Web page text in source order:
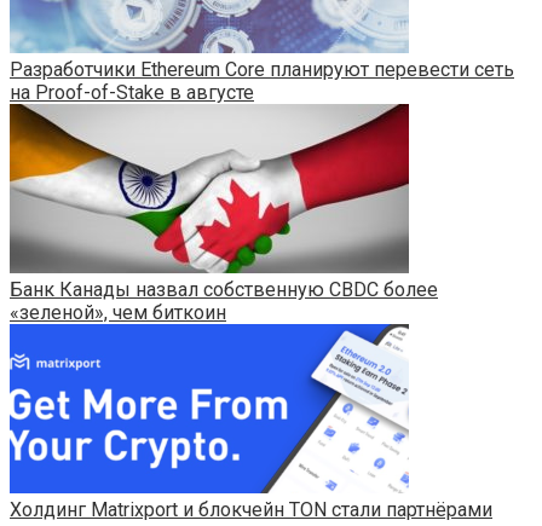
Разработчики Ethereum Core планируют перевести сеть
на Proof-of-Stake в августе
Банк Канады назвал собственную CBDC более
«зеленой», чем биткоин
​​Холдинг Matrixport и блокчейн TON стали партнёрами